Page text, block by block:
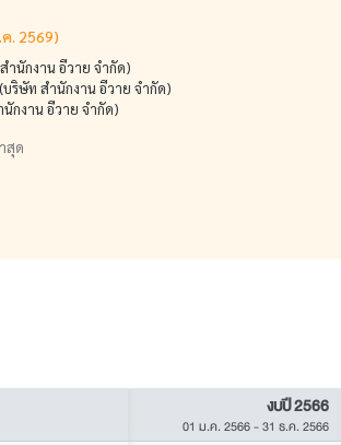
. 2569)
ำนักงาน อีวาย จำกัด)
ริษัท สำนักงาน อีวาย จำกัด)
กงาน อีวาย จำกัด)
สุด
งบปี 2566
01 ม.ค. 2566-31 ธ.ค. 2566